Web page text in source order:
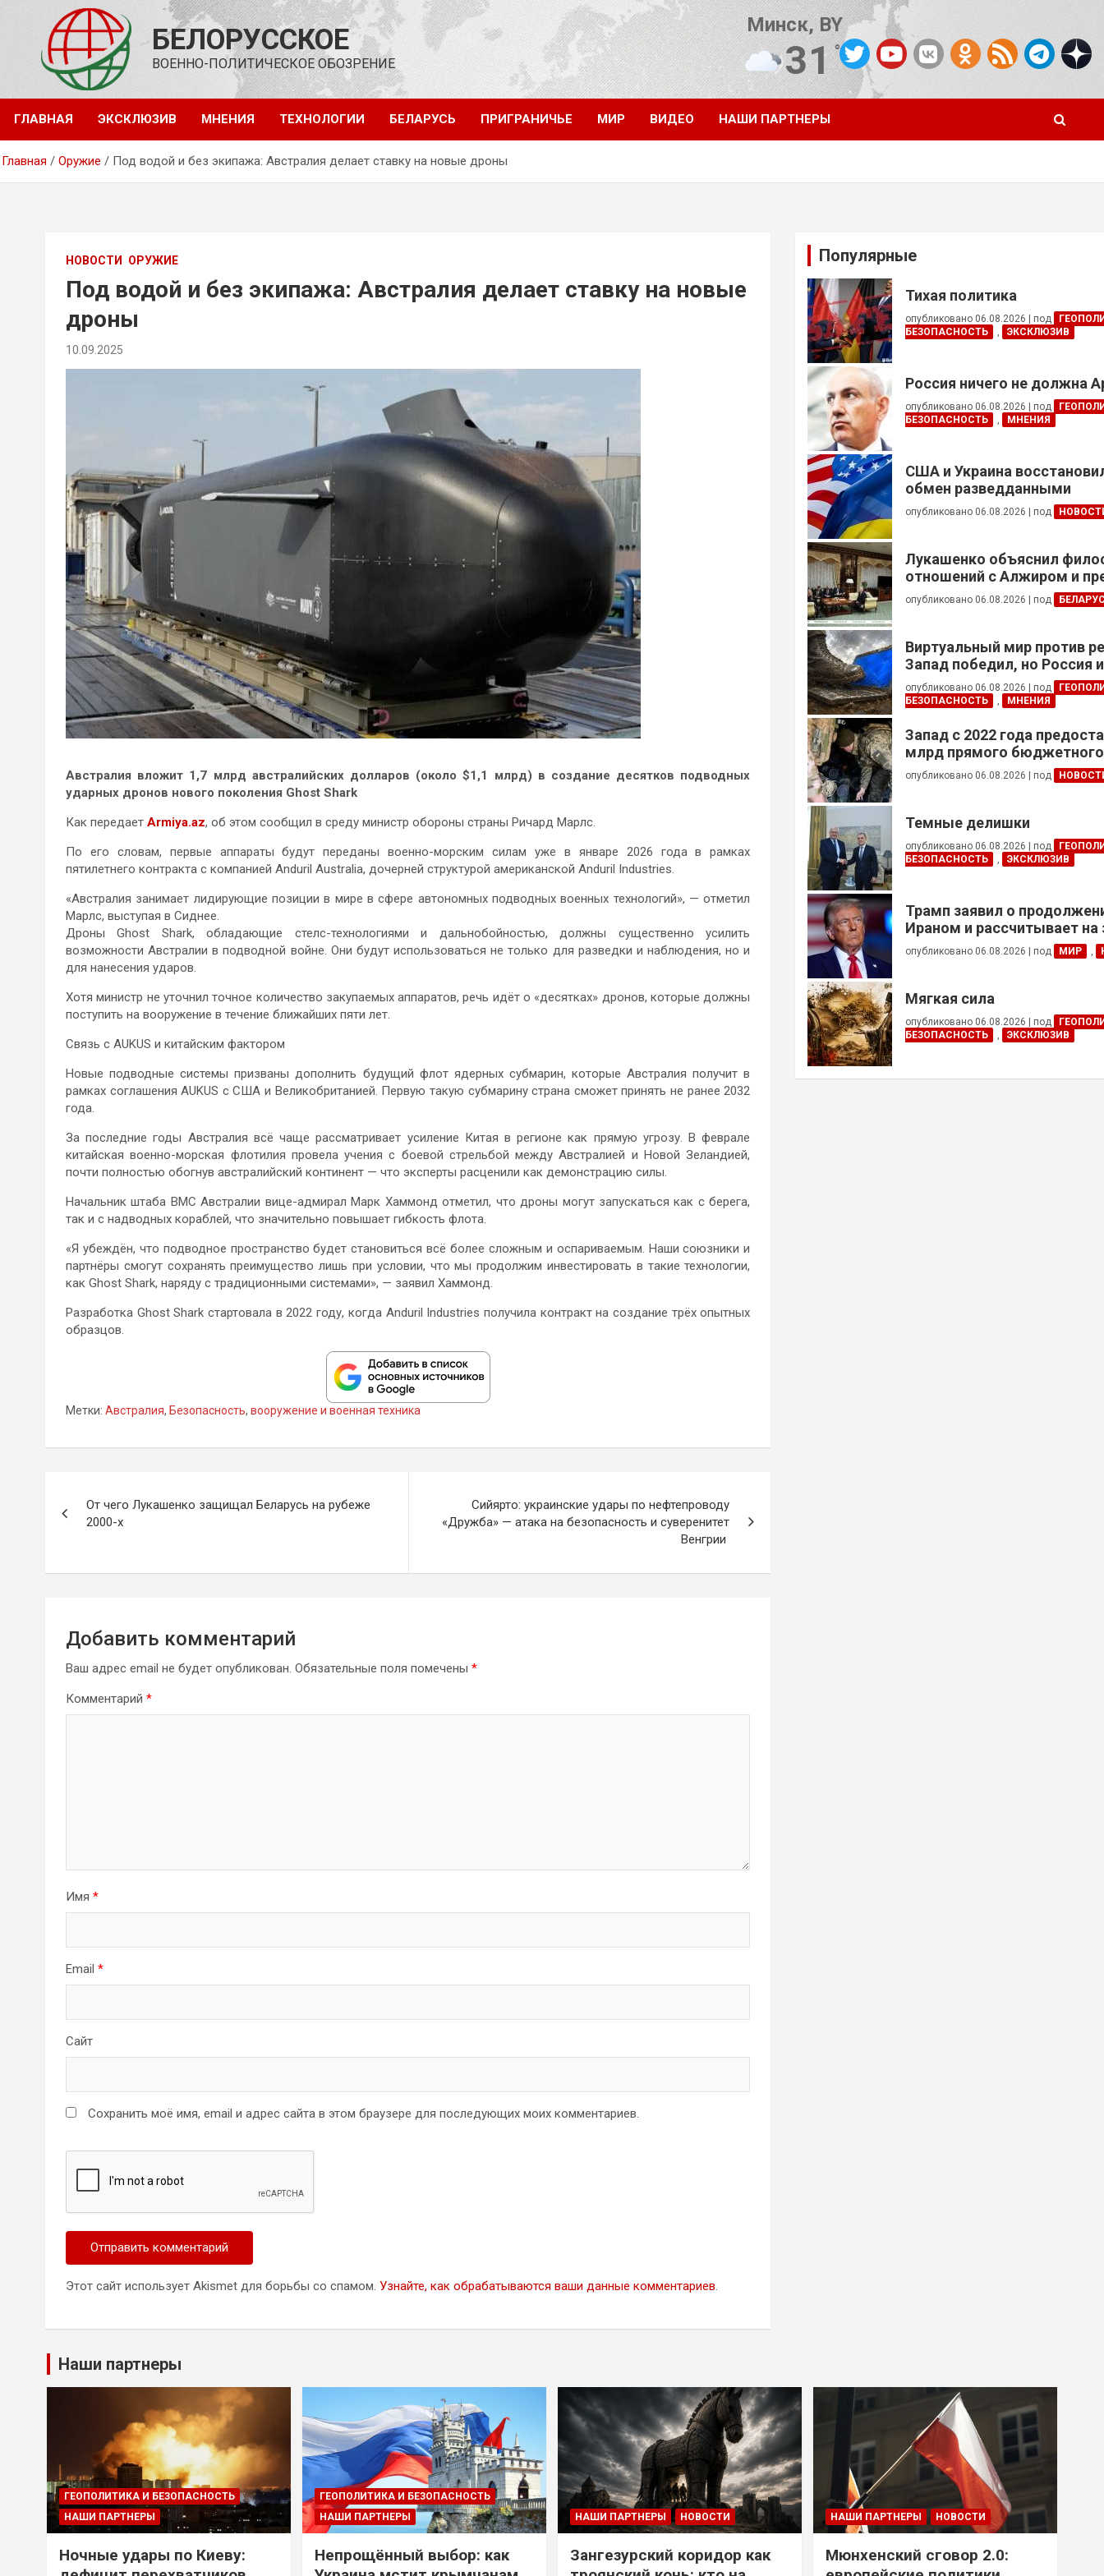
содержимому
БЕЛОРУССКОЕ
ВОЕННО-ПОЛИТИЧЕСКОЕ ОБОЗРЕНИЕ
Минск, BY
31°C
Погода от OpenWeatherMap
ГЛАВНАЯ ЭКСКЛЮЗИВ МНЕНИЯ ТЕХНОЛОГИИ БЕЛАРУСЬ ПРИГРАНИЧЬЕ МИР ВИДЕО НАШИ ПАРТНЕРЫ
Главная Оружие Под водой и без экипажа: Австралия делает ставку на новые дроны
НОВОСТИ ОРУЖИЕ
Под водой и без экипажа: Австралия делает ставку на новые
дроны
10.09.2025
Австралия вложит 1,7 млрд австралийских долларов (около $1,1 млрд) в создание десятков подводных
ударных дронов нового поколения Ghost Shark
Как передает Аrmiya.az, об этом сообщил в среду министр обороны страны Ричард Марлс.
По его словам, первые аппараты будут переданы военно-морским силам уже в январе 2026 года в рамках
пятилетнего контракта с компанией Anduril Australia, дочерней структурой американской Anduril Industries.
«Австралия занимает лидирующие позиции в мире в сфере автономных подводных военных технологий», — отметил
Марлс, выступая в Сиднее.
Дроны Ghost Shark, обладающие стелс-технологиями и дальнобойностью, должны существенно усилить
возможности Австралии в подводной войне. Они будут использоваться не только для разведки и наблюдения, но и
для нанесения ударов.
Хотя министр не уточнил точное количество закупаемых аппаратов, речь идёт о «десятках» дронов, которые должны
поступить на вооружение в течение ближайших пяти лет.
Связь с AUKUS и китайским фактором
Новые подводные системы призваны дополнить будущий флот ядерных субмарин, которые Австралия получит в
рамках соглашения AUKUS с США и Великобританией. Первую такую субмарину страна сможет принять не ранее 2032
года.
За последние годы Австралия всё чаще рассматривает усиление Китая в регионе как прямую угрозу. В феврале
китайская военно-морская флотилия провела учения с боевой стрельбой между Австралией и Новой Зеландией,
почти полностью обогнув австралийский континент — что эксперты расценили как демонстрацию силы.
Начальник штаба ВМС Австралии вице-адмирал Марк Хаммонд отметил, что дроны могут запускаться как с берега,
так и с надводных кораблей, что значительно повышает гибкость флота.
«Я убеждён, что подводное пространство будет становиться всё более сложным и оспариваемым. Наши союзники и
партнёры смогут сохранять преимущество лишь при условии, что мы продолжим инвестировать в такие технологии,
как Ghost Shark, наряду с традиционными системами», — заявил Хаммонд.
Разработка Ghost Shark стартовала в 2022 году, когда Anduril Industries получила контракт на создание трёх опытных
образцов.
Метки: Австралия, Безопасность, вооружение и военная техника
по
От чего Лукашенко защищал Беларусь на рубеже
2000-х
Сийярто: украинские удары по нефтепроводу
«Дружба» — атака на безопасность и суверенитет
Венгрии
Добавить комментарий
Ваш адрес email не будет опубликован. Обязательные поля помечены *
Комментарий *
Имя *
Email *
Сайт
Сохранить моё имя, email и адрес сайта в этом браузере для последующих моих комментариев.
Этот сайт использует Akismet для борьбы со спамом. Узнайте, как обрабатываются ваши данные комментариев.
Популярные
Тихая политика
опубликовано 06.08.2026 под
БЕЗОПАСНОСТЬ
, ЭКСКЛЮЗИВ
Россия ничего не должна
опубликовано 06.08.2026 под
БЕЗОПАСНОСТЬ
, МНЕНИЯ
США и Украина
обмен разведданными
опубликовано 06.08.2026 под
Лукашенко объяснил
отношений с Алжиром и
ускорить реализацию
опубликовано 06.08.2026 под
Виртуальный мир против
Запад победил, но Россия
опубликовано 06.08.2026 под
БЕЗОПАСНОСТЬ
, МНЕНИЯ
Запад с 2022 года
млрд прямого бюджетного
финансирования — глава
Украины
опубликовано 06.08.2026 под
Темные делишки
опубликовано 06.08.2026 под
БЕЗОПАСНОСТЬ
, ЭКСКЛЮЗИВ
Трамп заявил о
Ираном и рассчитывает на
сделки
опубликовано 06.08.2026 под МИР ,
Мягкая сила
опубликовано 06.08.2026 под
БЕЗОПАСНОСТЬ
, ЭКСКЛЮЗИВ
Наши партнеры
ГЕОПОЛИТИКА И БЕЗОПАСНОСТЬ
НАШИ ПАРТНЕРЫ
Ночные удары по Киеву:
ГЕОПОЛИТИКА И БЕЗОПАСНОСТЬ
НАШИ ПАРТНЕРЫ
Непрощённый выбор: как
НАШИ ПАРТНЕРЫ НОВОСТИ
Зангезурский коридор как
НАШИ ПАРТНЕРЫ НОВОСТИ
Мюнхенский сговор 2.0: